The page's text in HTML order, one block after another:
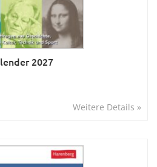
2027
Weitere Details »